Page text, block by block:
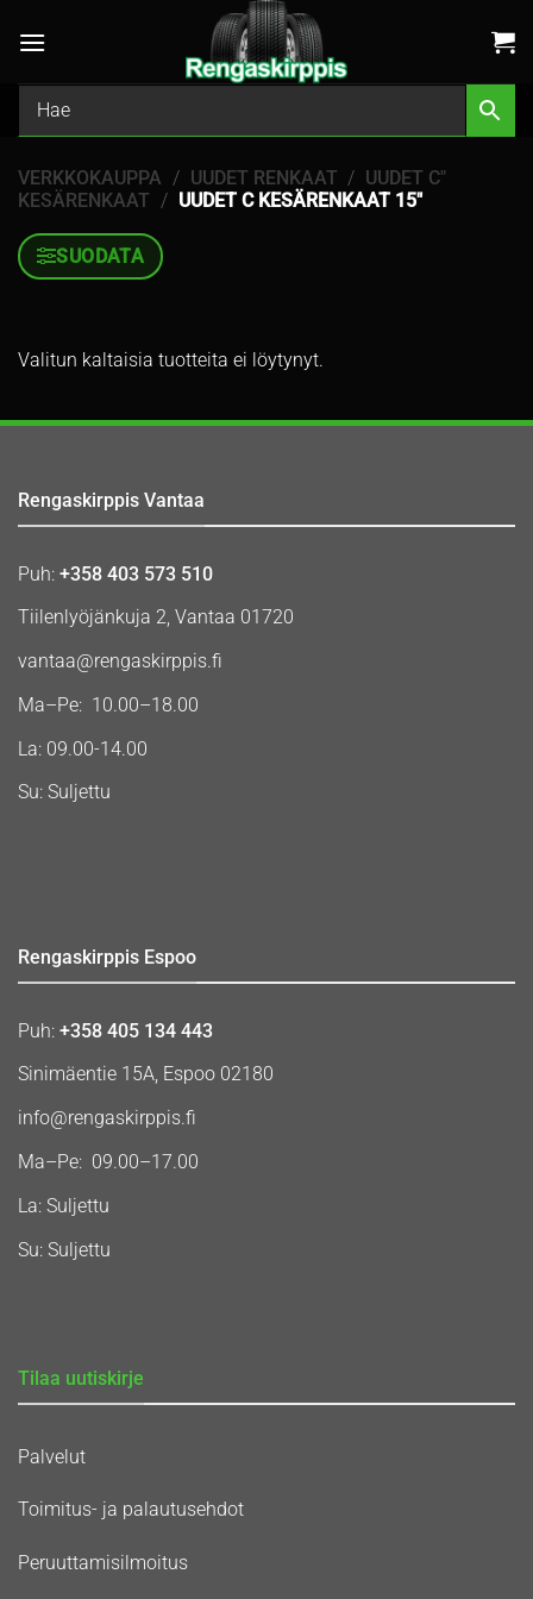
VERKKOKAUPPA / UUDET RENKAAT / UUDET C"
KESÄRENKAAT / UUDET C KESÄRENKAAT 15″
SUODATA
Valitun kaltaisia tuotteita ei löytynyt.
Rengaskirppis Vantaa
Puh: +358 403 573 510
Tiilenlyöjänkuja 2, Vantaa 01720
vantaa@rengaskirppis.fi
Ma–Pe: 10.00–18.00
La: 09.00-14.00
Su: Suljettu
Rengaskirppis Espoo
Puh: +358 405 134 443
Sinimäentie 15A, Espoo 02180
info@rengaskirppis.fi
Ma–Pe: 09.00–17.00
La: Suljettu
Su: Suljettu
Tilaa uutiskirje
Palvelut
Toimitus- ja palautusehdot
Peruuttamisilmoitus